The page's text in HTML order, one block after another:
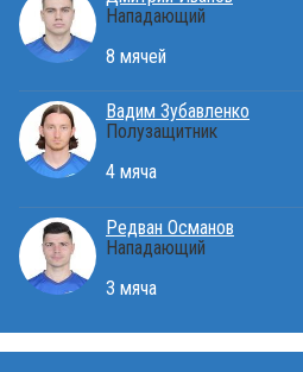
Нападающий
8 мячей
Вадим Зубавленко
Полузащитник
4 мяча
Редван Османов
Нападающий
3 мяча